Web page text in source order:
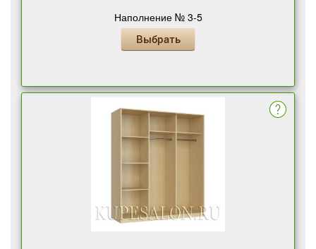
Наполнение № 3-5
Выбрать